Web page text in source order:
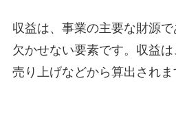
収益は、事業の主要な財源
欠かせない要素です。収益
売り上げなどから算出されま